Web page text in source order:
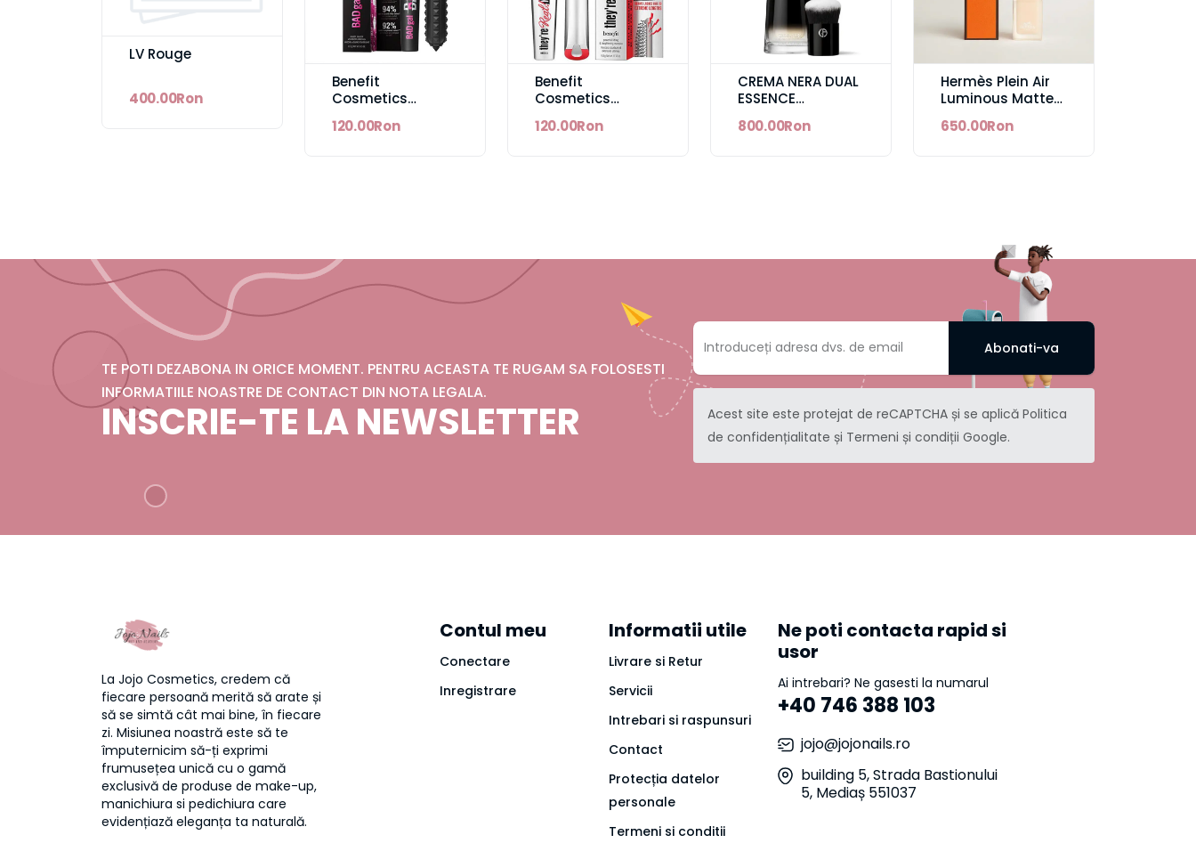
LV Rouge
400.00Ron
Benefit
Cosmetics
Mascara
120.00Ron
Benefit
Cosmetics
Magnet Mascara
120.00Ron
CREMA NERA DUAL
ESSENCE
- REFILLABLE
800.00Ron
Hermès Plein Air
Luminous Matte
Foundation
650.00Ron
TE POTI DEZABONA IN ORICE MOMENT. PENTRU ACEASTA TE RUGAM SA FOLOSESTI
INFORMATIILE NOASTRE DE CONTACT DIN NOTA LEGALA.
INSCRIE-TE LA NEWSLETTER Acest site este protejat de reCAPTCHA și se aplică Politica
de confidențialitate și Termeni și condiții Google.
Abonati-va
La Jojo Cosmetics, credem că
fiecare persoană merită să arate și
să se simtă cât mai bine, în fiecare
zi. Misiunea noastră este să te
împuternicim să-ți exprimi
frumusețea unică cu o gamă
exclusivă de produse de make-up,
manichiura si pedichiura care
evidențiază eleganța ta naturală.
Contul meu
Conectare
Inregistrare
Informatii utile
Livrare si Retur
Servicii
Intrebari si raspunsuri
Contact
Protecția datelor
personale
Termeni si conditii
Ne poti contacta rapid si
usor
Ai intrebari? Ne gasesti la numarul
+40 746 388 103
jojo@jojonails.ro
building 5, Strada Bastionului
5, Mediaș 551037